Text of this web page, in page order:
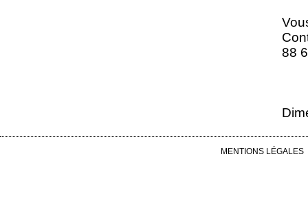
88
MENTIONS LÉGALES